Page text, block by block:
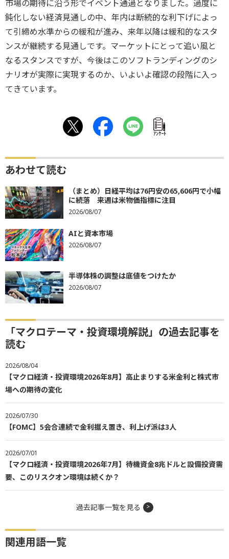
市場の期待に沿う形でイベント通過となりました。過度に
鈍化しない経済見通しの中、年内は断続的な利下げによっ
て引締め水準からの緩和が進み、来年以降は緩和的なスタ
ンスが継続する見通しです。マーケットにとって追い風と
なるスタンスですが、今後はこのソフトランディングのシ
ナリオが実際に実現するのか、いよいよ確認の段階に入っ
てきています。
ｱﾝｹｰﾄ
あわせて読む
（まとめ）日経平均は76円安の65,606円で小幅
に続落 来週は米物価指標に注目
2026/08/07
AIと資本市場
2026/08/07
半導体株の調整は底値をつけたか
2026/08/07
「マクロテーマ・投資環境解説」の過去記事を
読む
2026/08/04
【マクロ経済・投資環境2026年8月】高止まりする米金利と株式市
場への期待の変化
2026/07/30
【FOMC】5会合連続で金利据え置き、利上げ派は3人
2026/07/01
【マクロ経済・投資環境2026年7月】待機資金8兆ドルと設備投資需
要、このリスクオン環境は続くか？
過去記事一覧を見る
関連用語一覧